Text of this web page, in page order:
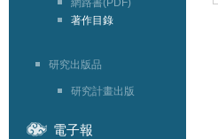
網路書(PDF)
著作目錄
研究出版品
研究計畫出版
電子報